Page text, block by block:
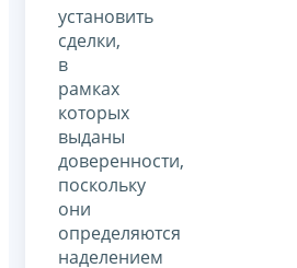
установить
сделки,
в
рамках
которых
выданы
доверенности,
поскольку
они
определяются
наделением